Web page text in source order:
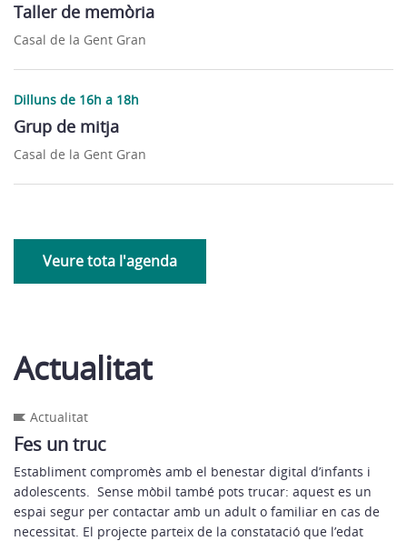
Taller de memòria
Casal de la Gent Gran
Dilluns de 16h a 18h
Grup de mitja
Casal de la Gent Gran
Veure tota l'agenda
Actualitat
Actualitat
Fes un truc
Establiment compromès amb el benestar digital d’infants i
adolescents. Sense mòbil també pots trucar: aquest es un
espai segur per contactar amb un adult o familiar en cas de
necessitat. El projecte parteix de la constatació que l’edat